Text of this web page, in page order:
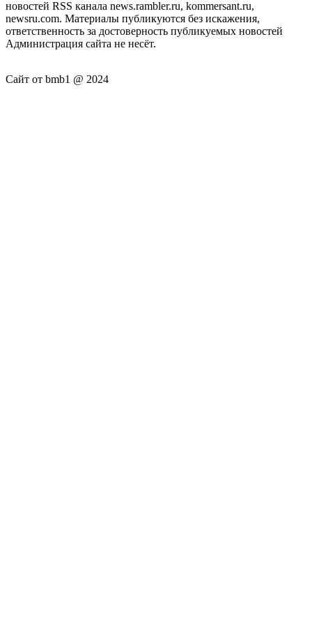
новостей RSS канала news.rambler.ru, kommersant.ru,
newsru.com. Материалы публикуются без искажения,
ответственность за достоверность публикуемых новостей
Администрация сайта не несёт.
Сайт от bmb1 @ 2024